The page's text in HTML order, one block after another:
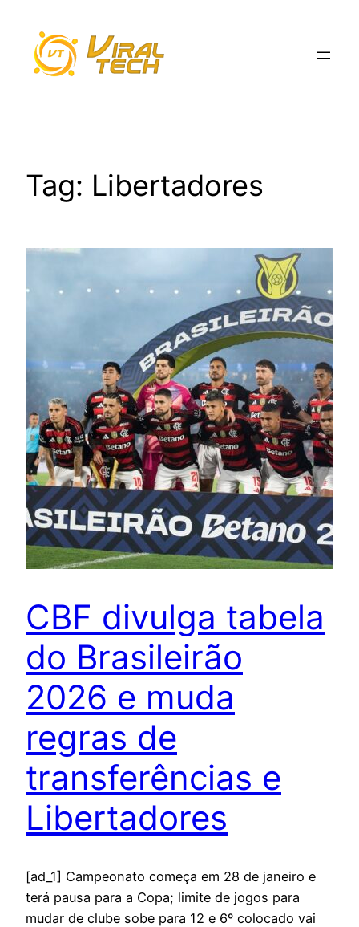
conteúdo
Tag: Libertadores
CBF divulga tabela
do Brasileirão
2026 e muda
regras de
transferências e
Libertadores
[ad_1] Campeonato começa em 28 de janeiro e
terá pausa para a Copa; limite de jogos para
mudar de clube sobe para 12 e 6º colocado vai